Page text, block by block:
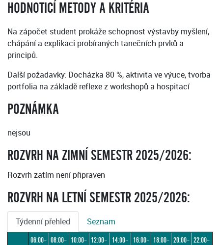
HODNOTICÍ METODY A KRITÉRIA
Na zápočet student prokáže schopnost výstavby myšlení,
chápání a explikaci probíraných tanečních prvků a
principů.
Další požadavky: Docházka 80 %, aktivita ve výuce, tvorba
portfolia na základě reflexe z workshopů a hospitací
POZNÁMKA
nejsou
ROZVRH NA ZIMNÍ SEMESTR 2025/2026:
Rozvrh zatím není připraven
ROZVRH NA LETNÍ SEMESTR 2025/2026:
Týdenní přehled Seznam
06:00– 08:00– 10:00– 12:00–
14:00–
16:00– 18:00– 20:00– 22:00–